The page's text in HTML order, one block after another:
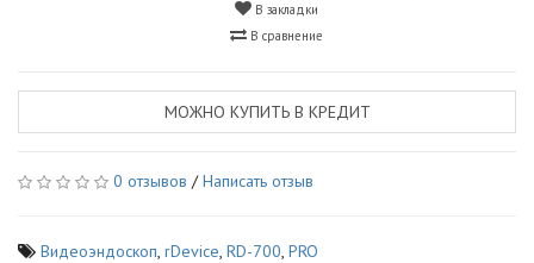
В закладки
В сравнение
МОЖНО КУПИТЬ В КРЕДИТ
0 отзывов /Написать отзыв
Видеоэндоскоп, rDevice, RD-700, PRO